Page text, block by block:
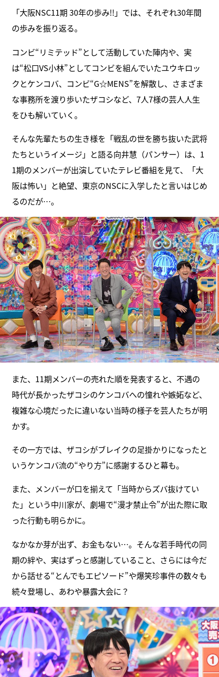
「大阪NSC11期 30年の歩み!!」では、それぞれ30年間
の歩みを振り返る。
コンビ“リミテッド”として活動していた陣内や、実
は“松口VS小林”としてコンビを組んでいたユウキロッ
クとケンコバ、コンビ“G☆MENS”を解散し、さまざま
な事務所を渡り歩いたザコシなど、7人7様の芸人人生
をひも解いていく。
そんな先輩たちの生き様を「戦乱の世を勝ち抜いた武将
たちというイメージ」と語る向井慧（パンサー）は、1
1期のメンバーが出演していたテレビ番組を見て、「大
阪は怖い」と絶望、東京のNSCに入学したと言いはじめ
るのだが…。
また、11期メンバーの売れた順を発表すると、不遇の
時代が長かったザコシのケンコバへの憧れや嫉妬など、
複雑な心境だったに違いない当時の様子を芸人たちが明
かす。
その一方では、ザコシがブレイクの足掛かりになったと
いうケンコバ流の“やり方”に感謝するひと幕も。
また、メンバーが口を揃えて「当時からズバ抜けてい
た」という中川家が、劇場で“漫才禁止令”が出た際に取
った行動も明らかに。
なかなか芽が出ず、お金もない…。そんな若手時代の同
期の絆や、実はずっと感謝していること、さらには今だ
から話せる“とんでもエピソード”や爆笑珍事件の数々も
続々登場し、あわや暴露大会に？